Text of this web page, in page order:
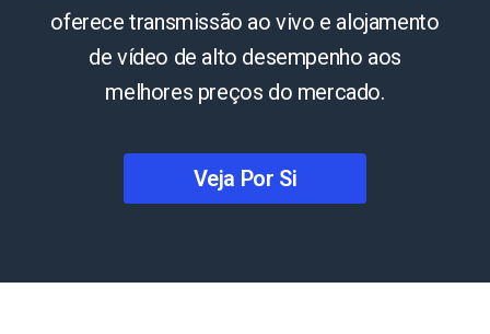
oferece transmissão ao vivo e alojamento
de vídeo de alto desempenho aos
melhores preços do mercado.
Veja Por Si